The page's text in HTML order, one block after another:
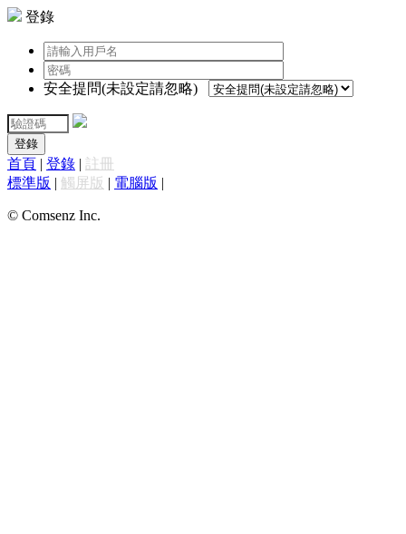
登錄
安全提問(未設定請忽略)
登錄
首頁 | 登錄 | 註冊
標準版 | 觸屏版 | 電腦版 |
© Comsenz Inc.